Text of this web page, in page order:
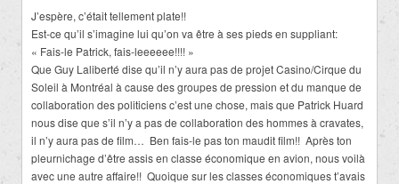
J’espère, c’était tellement plate!!
Est-ce qu’il s’imagine lui qu’on va être à ses pieds en suppliant:
« Fais-le Patrick, fais-leeeeee!!!! »
Que Guy Laliberté dise qu’il n’y aura pas de projet Casino/Cirque du
Soleil à Montréal à cause des groupes de pression et du manque de
collaboration des politiciens c’est une chose, mais que Patrick Huard
nous dise que s’il n’y a pas de collaboration des hommes à cravates,
il n’y aura pas de film… Ben fais-le pas ton maudit film!! Après ton
pleurnichage d’être assis en classe économique en avion, nous voilà
avec une autre affaire!! Quoique sur les classes économiques t’avais